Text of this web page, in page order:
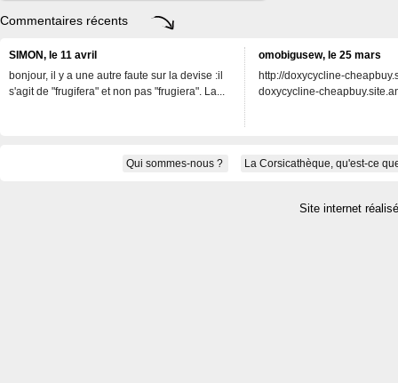
Commentaires récents
SIMON, le 11 avril
bonjour, il y a une autre faute sur la devise :il
s'agit de "frugifera" et non pas "frugiera". La...
omobigusew, le 25 mars
http://doxycycline-
doxycycline-
Qui sommes-nous ? La Corsicathèque, qu'est-ce
Site internet